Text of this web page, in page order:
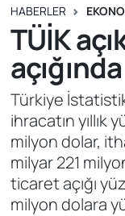
HABERLER
TÜİK
Türkiye
ihracatın yıllık
milyon dolar,
milyar 221
ticaret açığı
milyon dolara
EĞİTİM
YAŞAM
SİYASET
ASAYİŞ
SAĞLIK
Süper Lig
Tüm
Son Dakika
Haber Arşivi